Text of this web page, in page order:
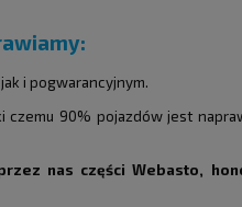
i pogwarancyjnym.
czemu 90% pojazdów jest
nas części Webasto,